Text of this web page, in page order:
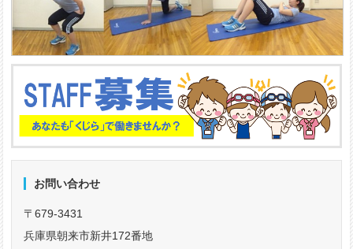
お問い合わせ
〒679-3431
兵庫県朝来市新井172番地